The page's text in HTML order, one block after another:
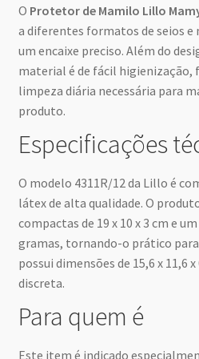
O Protetor de Mamilo Lillo
a diferentes formatos de seios
um encaixe preciso. Além do
material é de fácil higienização,
limpeza diária necessária para
produto.
Especificações
O modelo 4311R/12 da Lillo é
látex de alta qualidade. O
compactas de 19 x 10 x 3 cm e
gramas, tornando-o prático
possui dimensões de 15,6 x 11,6
discreta.
Para quem é
Este item é indicado